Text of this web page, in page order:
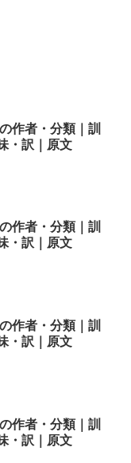
作者・分類｜訓
・訳｜原文
作者・分類｜訓
・訳｜原文
作者・分類｜訓
・訳｜原文
作者・分類｜訓
・訳｜原文